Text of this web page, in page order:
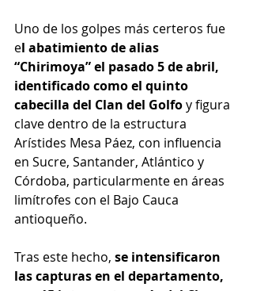
Uno de los golpes más certeros fue
el abatimiento de alias
“Chirimoya” el pasado 5 de abril,
identificado como el quinto
cabecilla del Clan del Golfo y figura
clave dentro de la estructura
Arístides Mesa Páez, con influencia
en Sucre, Santander, Atlántico y
Córdoba, particularmente en áreas
limítrofes con el Bajo Cauca
antioqueño.
Tras este hecho, se intensificaron
las capturas en el departamento,